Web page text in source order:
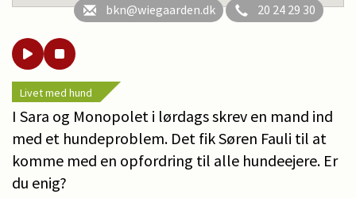
bkn@wiegaarden.dk
20 24 29 30
Livet med hund
I Sara og Monopolet i lørdags skrev en mand ind
med et hundeproblem. Det fik Søren Fauli til at
komme med en opfordring til alle hundeejere. Er
du enig?